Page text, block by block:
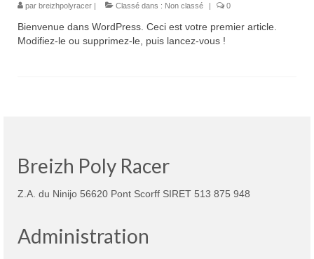
Mon compte
Mon panier
par breizhpolyracer Classé dans : Non classé 0
Bienvenue dans WordPress. Ceci est votre premier article.
Modifiez-le ou supprimez-le, puis lancez-vous !
Breizh Poly Racer
Z.A. du Ninijo 56620 Pont Scorff SIRET 513 875 948
Administration